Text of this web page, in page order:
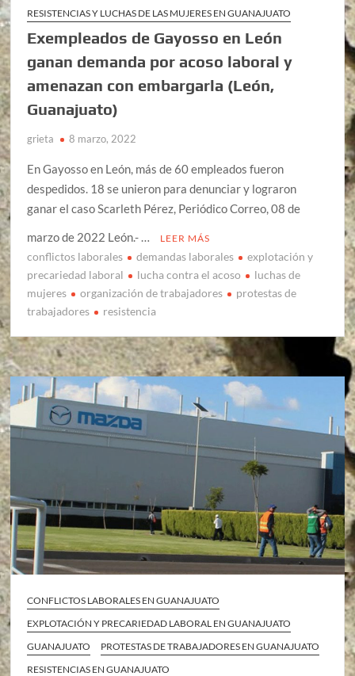
RESISTENCIAS Y LUCHAS DE LAS MUJERES EN GUANAJUATO
Exempleados de Gayosso en León
ganan demanda por acoso laboral y
amenazan con embargarla (León,
Guanajuato)
grieta 8 marzo, 2022
En Gayosso en León, más de 60 empleados fueron
despedidos. 18 se unieron para denunciar y lograron
ganar el caso Scarleth Pérez, Periódico Correo, 08 de
marzo de 2022 León.- …
LEER MÁS
conflictos laborales demandas laborales
explotación y
precariedad laboral
lucha contra el acoso
luchas de
mujeres
organización de trabajadores
protestas de
trabajadores
resistencia
CONFLICTOS LABORALES EN GUANAJUATO
EXPLOTACIÓN Y PRECARIEDAD LABORAL EN GUANAJUATO
GUANAJUATO
PROTESTAS DE TRABAJADORES EN GUANAJUATO
RESISTENCIAS EN GUANAJUATO